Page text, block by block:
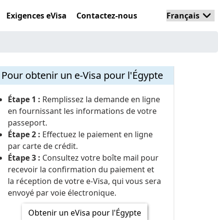
Exigences eVisa Contactez-nous
Pour obtenir un e-Visa pour l'Égypte
Étape 1 : Remplissez la demande en ligne
en fournissant les informations de votre
passeport.
Étape 2 : Effectuez le paiement en ligne
par carte de crédit.
Étape 3 : Consultez votre boîte mail pour
recevoir la confirmation du paiement et
la réception de votre e-Visa, qui vous sera
envoyé par voie électronique.
Obtenir un eVisa pour l'Égypte